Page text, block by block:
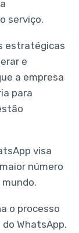
serviço.
estratégicas
e
a empresa
para
visa
número
o processo
WhatsApp.